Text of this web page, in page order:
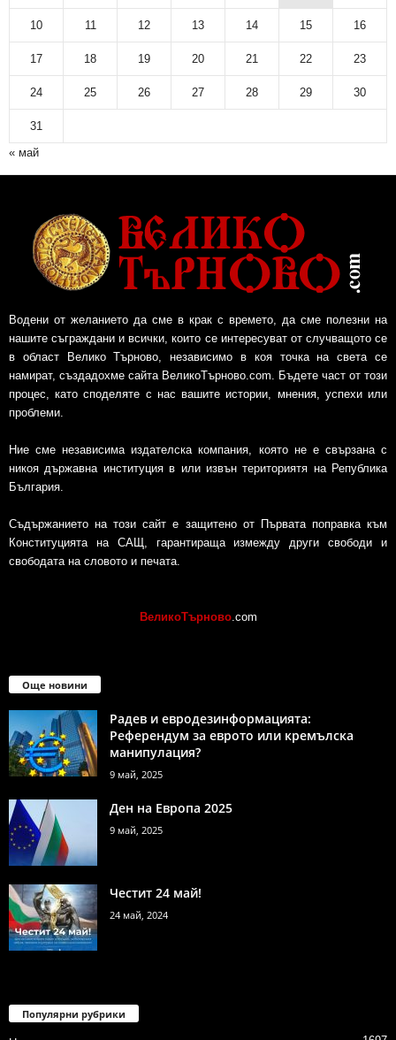
10 11 12 13 14 15 16
17 18 19 20 21 22 23
24 25 26 27 28 29 30
31
« май
Водени от желанието да сме в крак с времето, да сме полезни на
нашите съграждани и всички, които се интересуват от случващото се
в област Велико Търново, независимо в коя точка на света се
намират, създадохме сайта ВеликоТърново.com. Бъдете част от този
процес, като споделяте с нас вашите истории, мнения, успехи или
проблеми.
Ние сме независима издателска компания, която не е свързана с
никоя държавна институция в или извън териториятя на Република
България.
Съдържанието на този сайт е защитено от Първата поправка към
Конституцията на САЩ, гарантираща измежду други свободи и
свободата на словото и печата.
ВеликоТърново.com
Още новини
Радев и евродезинформацията:
Референдум за еврото или кремълска
манипулация?
9 май, 2025
Ден на Европа 2025
9 май, 2025
Честит 24 май!
24 май, 2024
Популярни рубрики